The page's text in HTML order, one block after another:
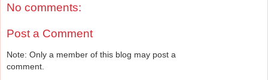
No comments:
Post a Comment
Note: Only a member of this blog may post a
comment.